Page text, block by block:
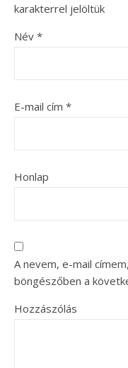
karakterrel jelöltük
Név *
E-mail cím *
Honlap
A nevem, e-mail
böngészőben a
Hozzászólás